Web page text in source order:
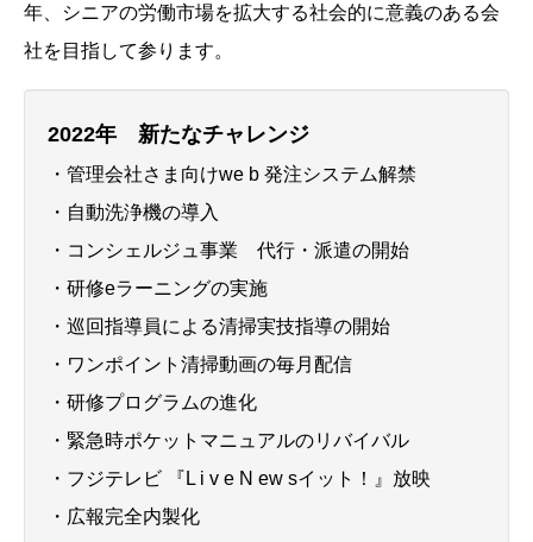
年、シニアの労働市場を拡大する社会的に意義のある会
社を目指して参ります。
2022年 新たなチャレンジ
・管理会社さま向けwe b 発注システム解禁
・自動洗浄機の導入
・コンシェルジュ事業 代行・派遣の開始
・研修eラーニングの実施
・巡回指導員による清掃実技指導の開始
・ワンポイント清掃動画の毎月配信
・研修プログラムの進化
・緊急時ポケットマニュアルのリバイバル
・フジテレビ 『L i v e N ew sイット！』放映
・広報完全内製化